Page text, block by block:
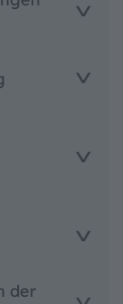
der